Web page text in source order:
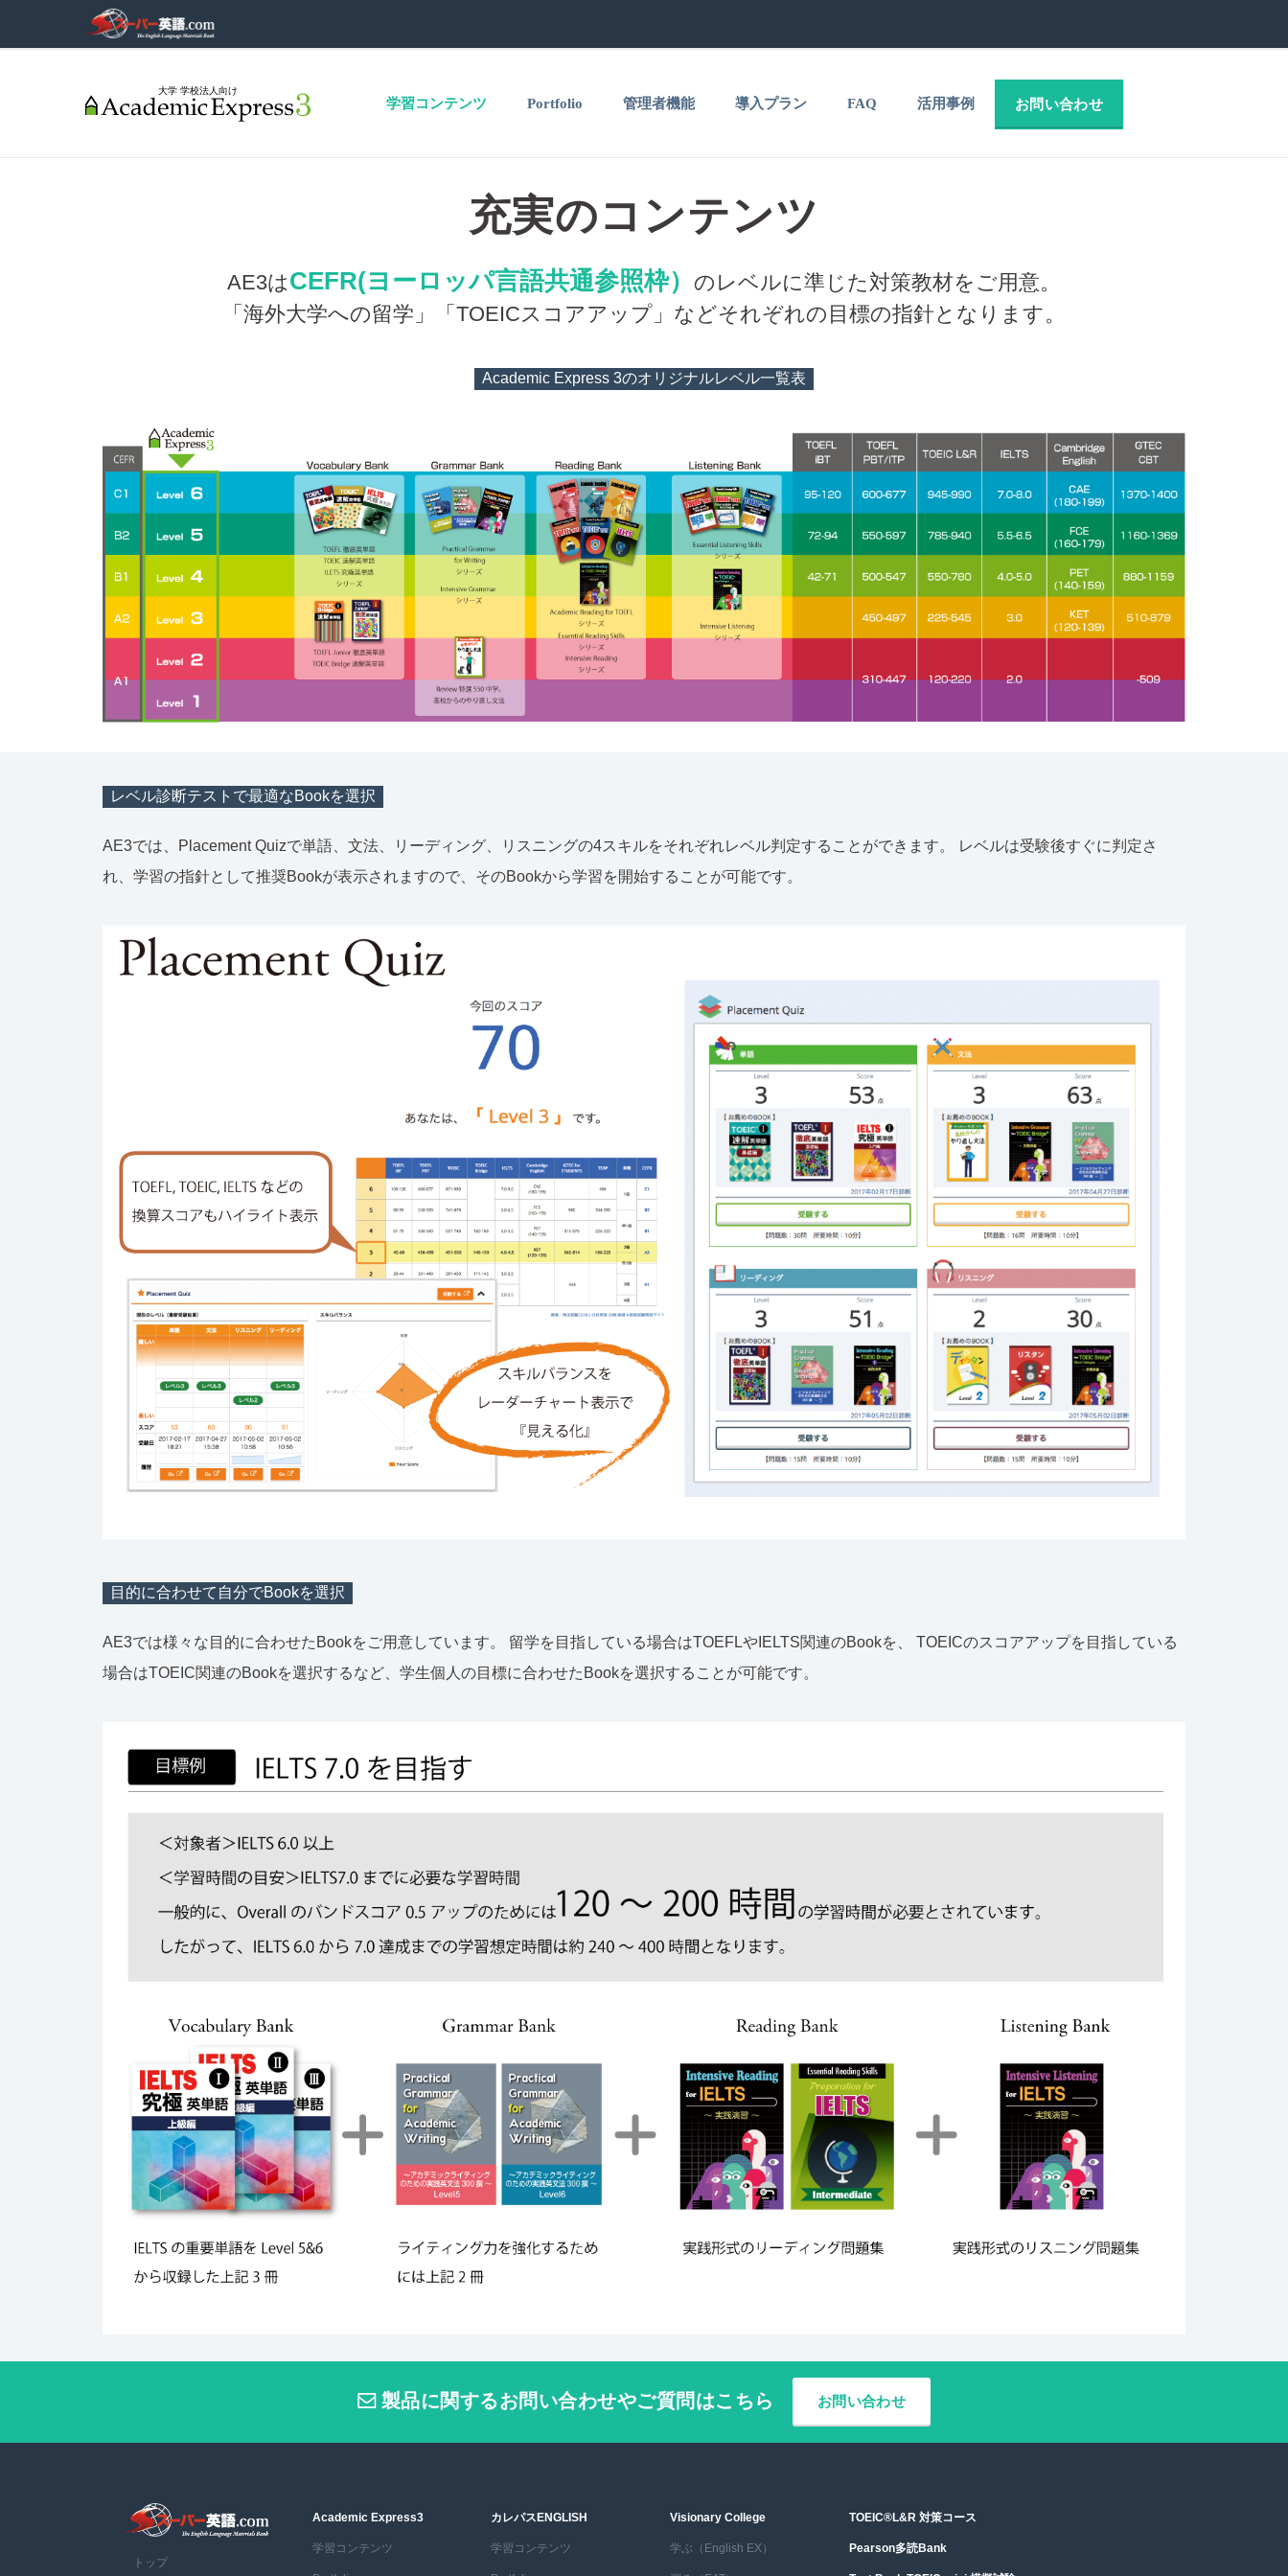
学習コンテンツ Portfolio 管理者機能 導入プラン FAQ 活用事例 お問い合わせ
充実のコンテンツ
AE3はCEFR(ヨーロッパ言語共通参照枠）
のレベルに準じた対策教材をご用意。
「海外大学への留学」「TOEICスコアアップ」などそれぞれの目標の指針となります。
Academic Express 3のオリジナルレベル一覧表
レベル診断テストで最適なBookを選択
AE3では、Placement Quizで単語、文法、リーディング、リスニングの4スキルをそれぞれレベル判定することができます。 レベルは受験後すぐに判定さ
れ、学習の指針として推奨Bookが表示されますので、そのBookから学習を開始することが可能です。
目的に合わせて自分でBookを選択
AE3では様々な目的に合わせたBookをご用意しています。 留学を目指している場合はTOEFLやIELTS関連のBookを、 TOEICのスコアアップを目指している
場合はTOEIC関連のBookを選択するなど、学生個人の目標に合わせたBookを選択することが可能です。
製品に関するお問い合わせやご質問はこちら お問い合わせ
トップ
Academic Express3
学習コンテンツ
カレパスENGLISH
学習コンテンツ
Visionary College
学ぶ（English EX）
TOEIC®︎L&R 対策コース
Pearson多読Bank